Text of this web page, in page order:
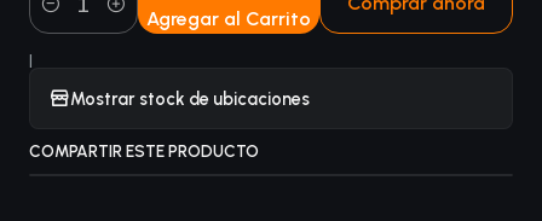
Cantidad Agregar al Carrito
|
Mostrar stock de ubicaciones
COMPARTIR ESTE PRODUCTO